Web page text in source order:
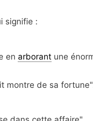
signifie :
en arborant une
montre de sa